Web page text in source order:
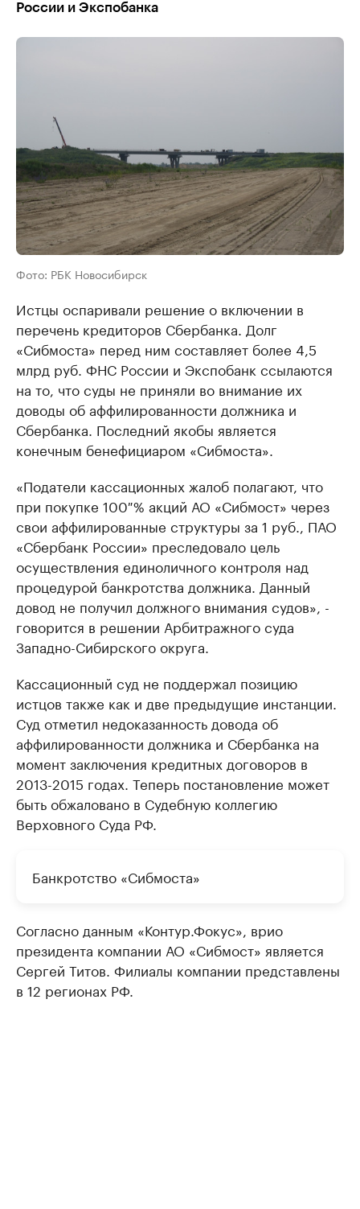
России и Экспобанка
Фото: РБК Новосибирск
Истцы оспаривали решение о включении в
перечень кредиторов Сбербанка. Долг
«Сибмоста» перед ним составляет более 4,5
млрд руб. ФНС России и Экспобанк ссылаются
на то, что суды не приняли во внимание их
доводы об аффилированности должника и
Сбербанка. Последний якобы является
конечным бенефициаром «Сибмоста».
«Податели кассационных жалоб полагают, что
при покупке 100 % акций АО «Сибмост» через
свои аффилированные структуры за 1 руб., ПАО
«Сбербанк России» преследовало цель
осуществления единоличного контроля над
процедурой банкротства должника. Данный
довод не получил должного внимания судов», -
говорится в решении Арбитражного суда
Западно-Сибирского округа.
Кассационный суд не поддержал позицию
истцов также как и две предыдущие инстанции.
Суд отметил недоказанность довода об
аффилированности должника и Сбербанка на
момент заключения кредитных договоров в
2013-2015 годах. Теперь постановление может
быть обжаловано в Судебную коллегию
Верховного Суда РФ.
Банкротство «Сибмоста»
Согласно данным «Контур.Фокус», врио
президента компании АО «Сибмост» является
Сергей Титов. Филиалы компании представлены
в 12 регионах РФ.